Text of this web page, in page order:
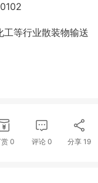
工等行业散装物输送
0 评论 0 分享 19